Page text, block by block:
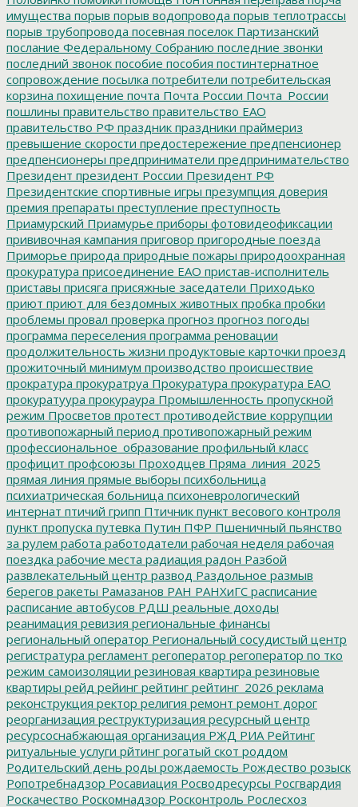
имущества порыв порыв водопровода порыв теплотрассы
порыв трубопровода посевная поселок Партизанский
послание Федеральному Собранию последние звонки
последний звонок пособие пособия постинтернатное
сопровождение посылка потребители потребительская
корзина похищение почта Почта России Почта_России
пошлины правительство правительство ЕАО
правительство РФ праздник праздники праймериз
превышение скорости предостережение предпенсионер
предпенсионеры предприниматели предпринимательство
Президент президент России Президент РФ
Президентские спортивные игры презумпция доверия
премия препараты преступление преступность
Приамурский Приамурье приборы фотовидеофиксации
прививочная кампания приговор пригородные поезда
Приморье природа природные пожары природоохранная
прокуратура присоединение ЕАО пристав-исполнитель
приставы присяга присяжные заседатели Приходько
приют приют для бездомных животных пробка пробки
проблемы провал проверка прогноз прогноз погоды
программа переселения программа реновации
продолжительность жизни продуктовые карточки проезд
прожиточный минимум производство происшествие
прократура прокуратруа Прокуратура прокуратура ЕАО
прокуратуура прокураура Промышленность пропускной
режим Просветов протест противодействие коррупции
противопожарный период противопожарный режим
профессиональное_образование профильный класс
профицит профсоюзы Проходцев Пряма_линия_2025
прямая линия прямые выборы психбольница
психиатрическая больница психоневрологический
интернат птичий грипп Птичник пункт весового контроля
пункт пропуска путевка Путин ПФР Пшеничный пьянство
за рулем работа работодатели рабочая неделя рабочая
поездка рабочие места радиация радон Разбой
развлекательный центр развод Раздольное размыв
берегов ракеты Рамазанов РАН РАНХиГС расписание
расписание автобусов РДШ реальные доходы
реанимация ревизия региональные финансы
региональный оператор Региональный сосудистый центр
регистратура регламент регоператор регоператор по тко
режим самоизоляции резиновая квартира резиновые
квартиры рейд рейинг рейтинг рейтинг_2026 реклама
реконструкция ректор религия ремонт ремонт дорог
реорганизация реструктуризация ресурсный центр
ресурсоснабжающая организация РЖД РИА Рейтинг
ритуальные услуги рйтинг рогатый скот роддом
Родительский день роды рождаемость Рождество розыск
Ропотребнадзор Росавиация Росводресурсы Росгвардия
Роскачество Роскомнадзор Росконтроль Рослесхоз